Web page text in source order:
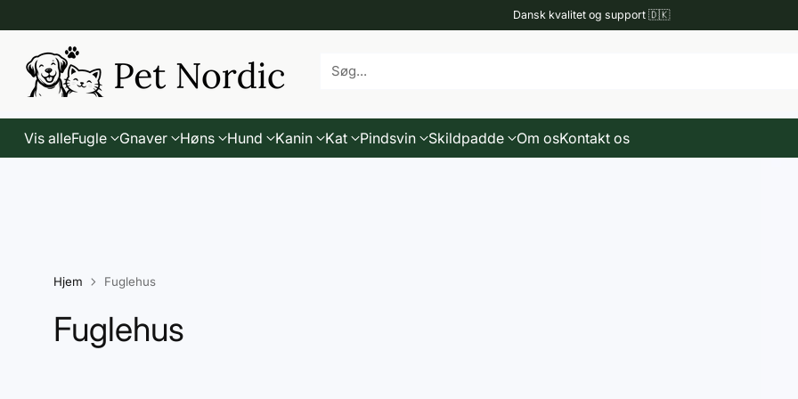
Dansk kvalitet og support 🇩🇰
Søg...
Vis alleFugle Gnaver Høns Hund Kanin Kat Pindsvin Skildpadde Om osKontakt os
Hjem Fuglehus
Fuglehus